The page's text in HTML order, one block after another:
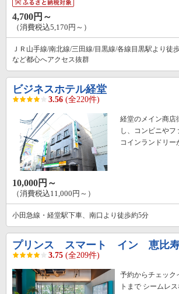
4,700円～
（消費税込5,170円～）
ＪＲ山手線/南北線/三田線/目黒線/各線目黒駅より徒
など都心へアクセス抜群
ビジネスホテル経堂
3.56 (全220件)
経堂のメイン商店
し、コンビニやフ
コインランドリー
10,000円～
（消費税込11,000円～）
小田急線・経堂駅下車、南口より徒歩約5分
プリンス スマート イン 恵比
3.75 (全209件)
予約からチェック
トまで シームレ